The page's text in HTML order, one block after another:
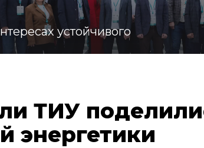
устойчивого
ТИУ
энергетики